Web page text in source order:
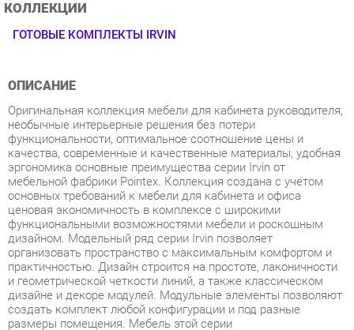
ОПИСАНИЕ
необычные интерьерные решения без потери
функциональности, оптимальное соотношение цены и
качества, современные и качественные материалы, удобная
эргономика основные преимущества серии Irvin от
мебельной фабрики Pointex. Коллекция создана с учетом
основных требований к мебели для кабинета и офиса
ценовая экономичность в комплексе с широкими
функциональными возможностями мебели и роскошным
дизайном. Модельный ряд серии Irvin позволяет
организовать пространство с максимальным комфортом и
практичностью. Дизайн строится на простоте, лаконичности
и геометрической четкости линий, а также классическом
дизайне и декоре модулей. Модульные элементы позволяют
создать комплект любой конфигурации и под разные
размеры помещения. Мебель этой серии
многофункциональна, эргономична, удобна, проста и
долговечна в процессе эксплуатации покрытие материалов
обеспечивает защиту от истирания, мелких сколов и
царапин. Кабинет Irvin представлен в современном стиле.